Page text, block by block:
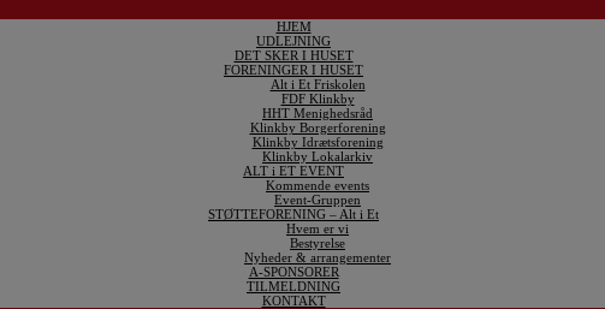
HJEM
UDLEJNING
DET SKER I HUSET
FORENINGER I HUSET
Alt i Et Friskolen
FDF Klinkby
HHT Menighedsråd
Klinkby Borgerforening
Klinkby Idrætsforening
Klinkby Lokalarkiv
ALT i ET EVENT
Kommende events
Event-Gruppen
STØTTEFORENING – Alt i Et
Hvem er vi
Bestyrelse
Nyheder & arrangementer
A-SPONSORER
TILMELDNING
KONTAKT